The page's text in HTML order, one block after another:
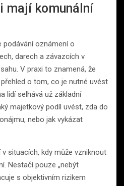
mají komunální
podávání oznámení o
darech a závazcích v
V praxi to znamená, že
o tom, co je nutné uvést
lidí selhává už základní
majetkový podíl uvést, zda do
nebo jak vykázat
situacích, kdy může vzniknout
Nestačí pouze „nebýt
s objektivním rizikem